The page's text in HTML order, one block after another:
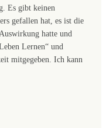
Es gibt keinen
gefallen hat, es ist die
hatte und
Lernen“ und
mitgegeben. Ich kann